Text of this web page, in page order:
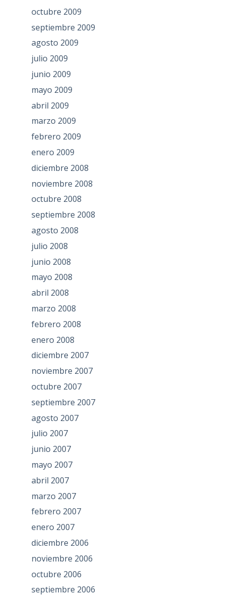
octubre 2009
septiembre 2009
agosto 2009
julio 2009
junio 2009
mayo 2009
abril 2009
marzo 2009
febrero 2009
enero 2009
diciembre 2008
noviembre 2008
octubre 2008
septiembre 2008
agosto 2008
julio 2008
junio 2008
mayo 2008
abril 2008
marzo 2008
febrero 2008
enero 2008
diciembre 2007
noviembre 2007
octubre 2007
septiembre 2007
agosto 2007
julio 2007
junio 2007
mayo 2007
abril 2007
marzo 2007
febrero 2007
enero 2007
diciembre 2006
noviembre 2006
octubre 2006
septiembre 2006